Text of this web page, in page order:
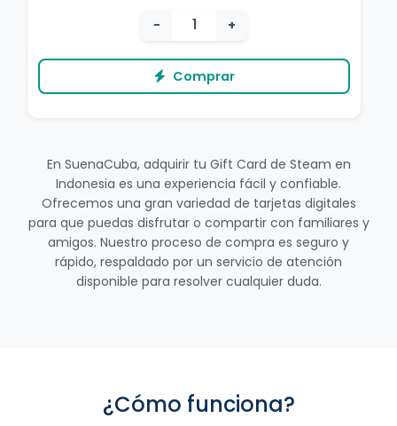
−
+
Comprar
En SuenaCuba, adquirir tu Gift Card de Steam en
Indonesia es una experiencia fácil y confiable.
Ofrecemos una gran variedad de tarjetas digitales
para que puedas disfrutar o compartir con familiares y
amigos. Nuestro proceso de compra es seguro y
rápido, respaldado por un servicio de atención
disponible para resolver cualquier duda.
¿Cómo funciona?